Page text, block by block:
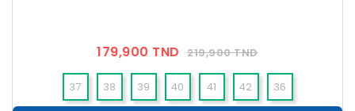
179,900 TND Prix
Public
219,900 TNDPrix
37 38 39 40 41 42 36